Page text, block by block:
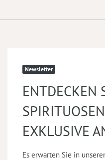
Newsletter
ENTDECKEN
EXKLUSIVE
Es erwarten Sie in